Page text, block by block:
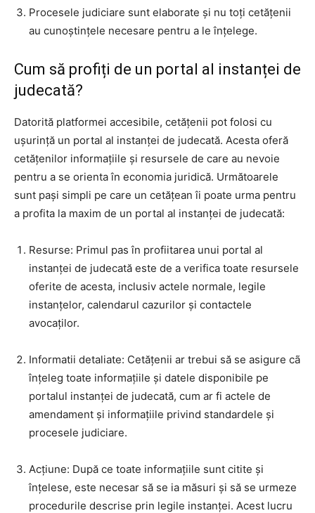
Procesele judiciare sunt elaborate și nu toți cetățenii
au cunoștințele necesare pentru a le înțelege.
Cum să profiți de un portal al instanței de
judecată?
Datorită platformei accesibile, cetățenii pot folosi cu
ușurință un portal al instanței de judecată. Acesta oferă
cetățenilor informațiile și resursele de care au nevoie
pentru a se orienta în economia juridică. Următoarele
sunt pași simpli pe care un cetățean îi poate urma pentru
a profita la maxim de un portal al instanței de judecată:
Resurse: Primul pas în profiitarea unui portal al
instanței de judecată este de a verifica toate resursele
oferite de acesta, inclusiv actele normale, legile
instanțelor, calendarul cazurilor și contactele
avocaților.
Informatii detaliate: Cetățenii ar trebui să se asigure cã
înțeleg toate informațiile și datele disponibile pe
portalul instanței de judecată, cum ar fi actele de
amendament și informațiile privind standardele și
procesele judiciare.
Acțiune: După ce toate informațiile sunt citite și
înțelese, este necesar să se ia măsuri și să se urmeze
procedurile descrise prin legile instanței. Acest lucru